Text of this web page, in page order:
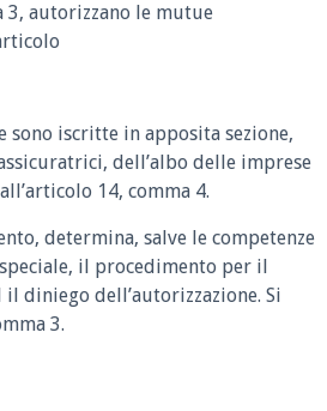
3, autorizzano le mutue
sono iscritte in apposita sezione,
dell’albo delle imprese
14, comma 4.
determina, salve le competenze
il procedimento per il
il diniego dell’autorizzazione. Si
3.